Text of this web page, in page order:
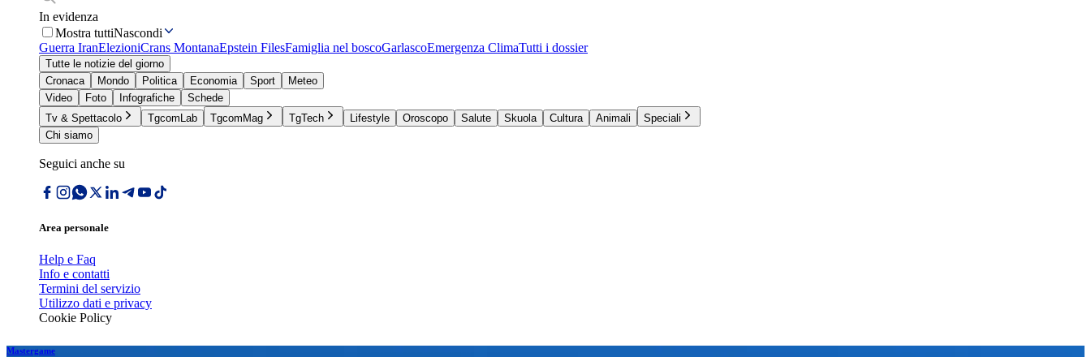
In evidenza
Mostra tuttiNascondi
Guerra IranElezioniCrans MontanaEpstein FilesFamiglia nel boscoGarlascoEmergenza ClimaTutti i dossier
Tutte le notizie del giorno
Cronaca
Mondo Politica Economia Sport
Meteo
Video
Foto Infografiche
Schede
Tv & Spettacolo
TgcomLab TgcomMag TgTech Lifestyle Oroscopo Salute Skuola Cultura Animali
Speciali
Chi siamo
Seguici anche su
Area personale
Help e Faq
Info e contatti
Termini del servizio
Utilizzo dati e privacy
Cookie Policy
Mastergame